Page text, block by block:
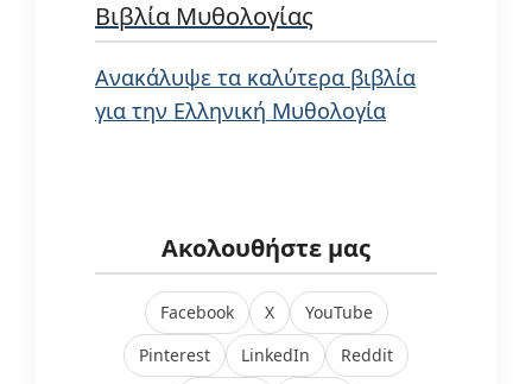
Βιβλία Μυθολογίας
Ανακάλυψε τα καλύτερα βιβλία
για την Ελληνική Μυθολογία
Ακολουθήστε μας
Facebook X
YouTube
Pinterest
LinkedIn
Reddit